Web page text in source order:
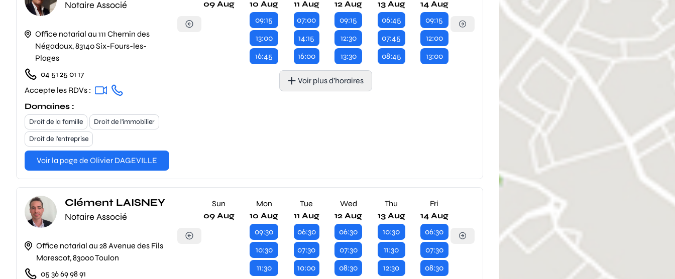
Notaire Associé
Office notarial au 111 Chemin des
Négadoux, 83140 Six-Fours-les-
Plages
04 51 25 01 17
Accepte les RDVs :
Domaines :
Droit de la famille
Droit de l'immobilier
Droit de l'entreprise
Voir la page de Olivier DAGEVILLE
09 Aug
10 Aug
09:15
13:00
16:45
11 Aug
07:00
14:15
16:00
12 Aug
09:15
12:30
13:30
13 Aug
06:45
07:45
08:45
14 Aug
09:15
12:00
13:00
Voir plus d’horaires
Clément LAISNEY
Notaire Associé
Office notarial au 28 Avenue des Fils
Marescot, 83000 Toulon
05 36 69 98 91
Sun
09 Aug
Mon
10 Aug
09:30
10:30
11:30
Tue
11 Aug
06:30
07:30
10:00
Wed
12 Aug
06:30
07:30
08:30
Thu
13 Aug
10:30
11:30
12:30
Fri
14 Aug
06:30
07:30
08:30